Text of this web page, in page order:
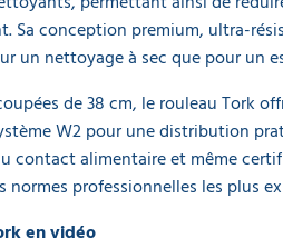
Sa conception premium, ultra-
un nettoyage à sec que pour un
de 38 cm, le rouleau Tork
W2 pour une distribution
contact alimentaire et même
professionnelles les plus
en vidéo